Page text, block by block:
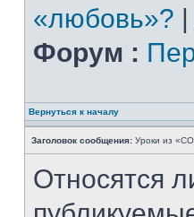
«любовь»? |
Форум :
Вернуться к началу
Заголовок сообщения: Уроки из
Относятся